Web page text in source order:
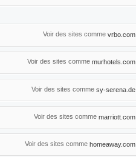
Voir des sites comme vrbo.com
Voir des sites comme murhotels.com
Voir des sites comme sy-serena.de
Voir des sites comme marriott.com
Voir des sites comme homeaway.com